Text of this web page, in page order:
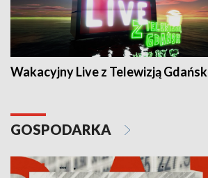
Wakacyjny Live z Telewizją Gdańsk
GOSPODARKA